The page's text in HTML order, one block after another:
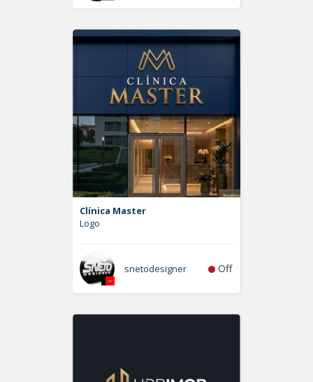
Clínica Master
Logo
snetodesigner Off